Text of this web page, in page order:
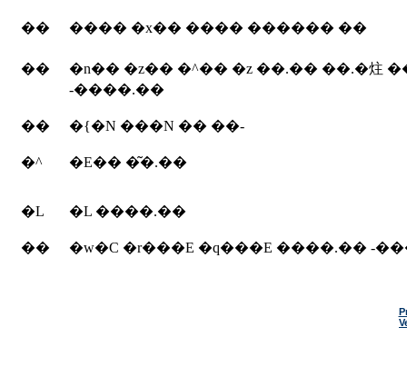
�� ���� �x�� ���� ������ ��
��
�n�� �z�� �^�� �z ��.�� ��.�炷
-����.��
�� �{�N ���N �� ��-
�^ �E�� �͂�.��
�L �L ����.��
�� �w�C �r���E �q���E ����.�� -